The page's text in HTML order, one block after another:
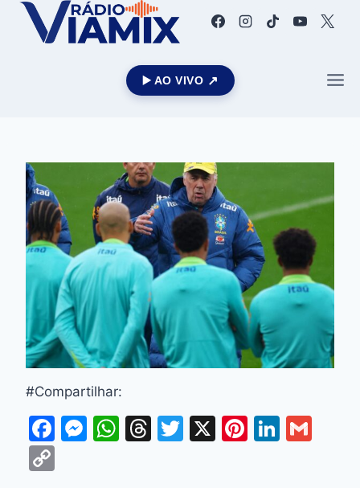
▶️ AO VIVO
#Compartilhar:
F
M W T
T
X
Pi Li